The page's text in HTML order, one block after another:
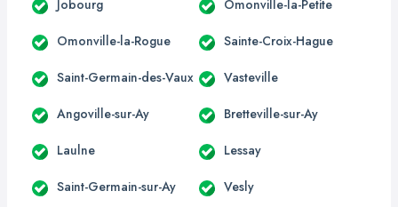
Jobourg Omonville-la-Petite
Omonville-la-Rogue Sainte-Croix-Hague
Saint-Germain-des-Vaux Vasteville
Angoville-sur-Ay Bretteville-sur-Ay
Laulne Lessay
Saint-Germain-sur-Ay Vesly